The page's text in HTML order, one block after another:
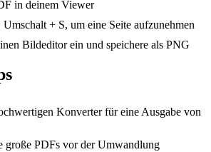
in deinem Viewer
+ S, um eine Seite aufzunehmen
Bildeditor ein und speichere als PNG
Konverter für eine Ausgabe von
große PDFs vor der Umwandlung